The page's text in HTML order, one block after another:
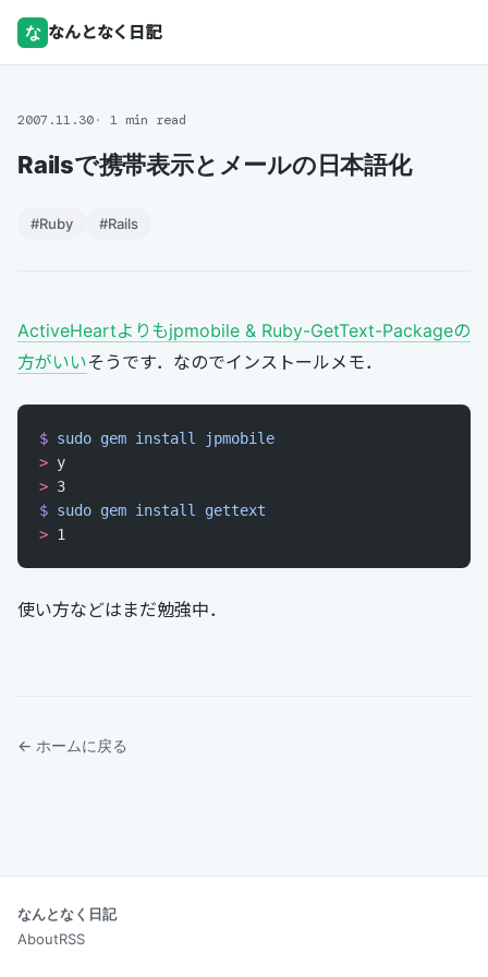
な なんとなく日記
2007.11.30 1 min read
Railsで携帯表示とメールの日本語化
#Ruby #Rails
ActiveHeartよりもjpmobile & Ruby-GetText-Packageの
方がいいそうです．なのでインストールメモ．
$ sudo gem install
jpmobile
> y
> 3
$ sudo gem install
gettext
> 1
使い方などはまだ勉強中．
← ホームに戻る
なんとなく日記
AboutRSS